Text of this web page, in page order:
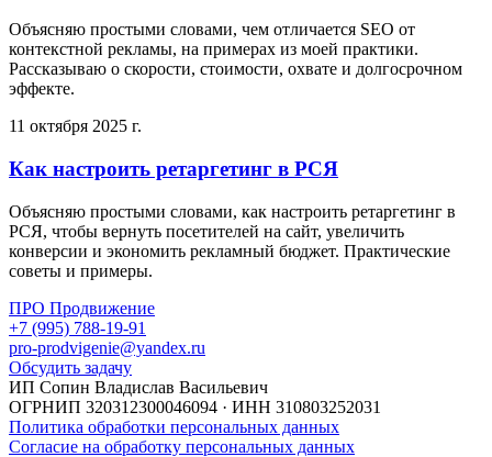
Объясняю простыми словами, чем отличается SEO от
контекстной рекламы, на примерах из моей практики.
Рассказываю о скорости, стоимости, охвате и долгосрочном
эффекте.
11 октября 2025 г.
Как настроить ретаргетинг в РСЯ
Объясняю простыми словами, как настроить ретаргетинг в
РСЯ, чтобы вернуть посетителей на сайт, увеличить
конверсии и экономить рекламный бюджет. Практические
советы и примеры.
ПРО Продвижение
+7 (995) 788-19-91
pro-prodvigenie@yandex.ru
Обсудить задачу
ИП Сопин Владислав Васильевич
ОГРНИП 320312300046094 · ИНН 310803252031
Политика обработки персональных данных
Согласие на обработку персональных данных